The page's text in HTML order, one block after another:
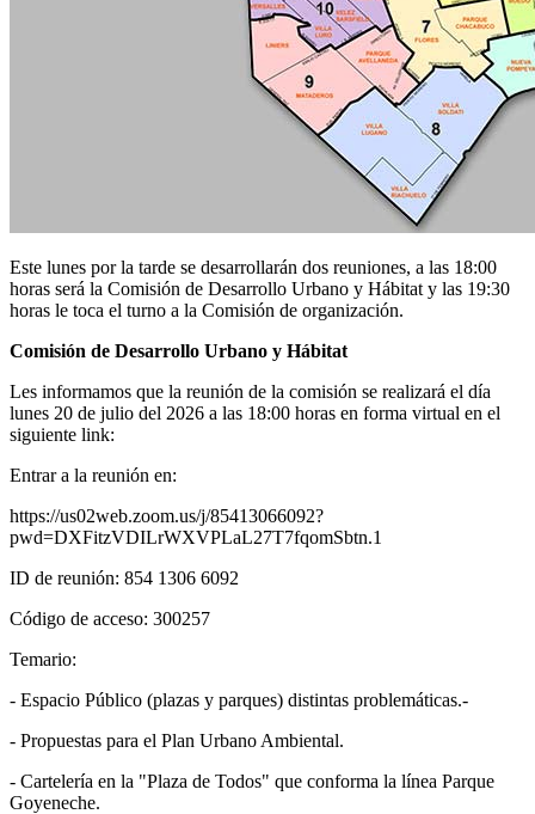
Este lunes por la tarde se desarrollarán dos reuniones, a las 18:00
horas será la Comisión de Desarrollo Urbano y Hábitat y las 19:30
horas le toca el turno a la Comisión de organización.
Comisión de Desarrollo Urbano y Hábitat
Les informamos que la reunión de la comisión se realizará el día
lunes 20 de julio del 2026 a las 18:00 horas en forma virtual en el
siguiente link:
Entrar a la reunión en:
https://us02web.zoom.us/j/85413066092?
pwd=DXFitzVDILrWXVPLaL27T7fqomSbtn.1
ID de reunión: 854 1306 6092
Código de acceso: 300257
Temario:
- Espacio Público (plazas y parques) distintas problemáticas.-
- ⁠Propuestas para el Plan Urbano Ambiental.
- Cartelería en la "Plaza de Todos" que conforma la línea Parque
Goyeneche.